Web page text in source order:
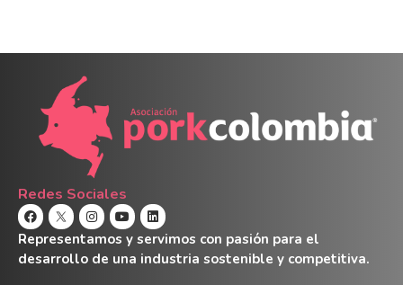
Redes Sociales
Representamos y servimos con pasión para el
desarrollo de una industria sostenible y competitiva.